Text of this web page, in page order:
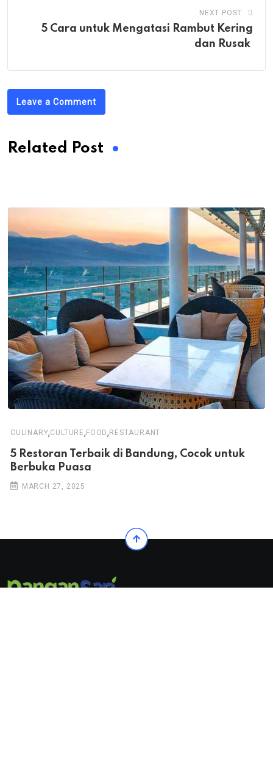
NEXT POST
5 Cara untuk Mengatasi Rambut Kering
dan Rusak
Leave a Comment
Related Post
CULINARY,CULTURE,FOOD,RESTAURANT
5 Restoran Terbaik di Bandung, Cocok untuk
Berbuka Puasa
MARCH 27, 2025